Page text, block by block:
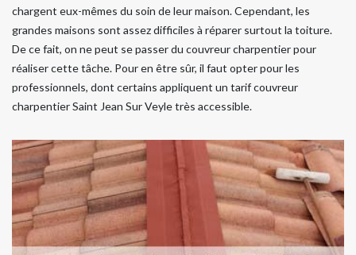
chargent eux-mêmes du soin de leur maison. Cependant, les
grandes maisons sont assez difficiles à réparer surtout la toiture.
De ce fait, on ne peut se passer du couvreur charpentier pour
réaliser cette tâche. Pour en être sûr, il faut opter pour les
professionnels, dont certains appliquent un tarif couvreur
charpentier Saint Jean Sur Veyle très accessible.